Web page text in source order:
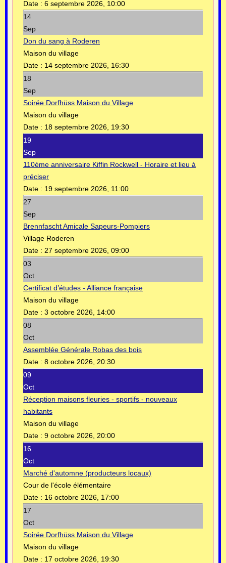
Date : 6 septembre 2026, 10:00
14
Sep
Don du sang à Roderen
Maison du village
Date : 14 septembre 2026, 16:30
18
Sep
Soirée Dorfhüss Maison du Village
Maison du village
Date : 18 septembre 2026, 19:30
19
Sep
110ème anniversaire Kiffin Rockwell - Horaire et lieu à
préciser
Date : 19 septembre 2026, 11:00
27
Sep
Brennfascht Amicale Sapeurs-Pompiers
Village Roderen
Date : 27 septembre 2026, 09:00
03
Oct
Certificat d’études - Alliance française
Maison du village
Date : 3 octobre 2026, 14:00
08
Oct
Assemblée Générale Robas des bois
Date : 8 octobre 2026, 20:30
09
Oct
Réception maisons fleuries - sportifs - nouveaux
habitants
Maison du village
Date : 9 octobre 2026, 20:00
16
Oct
Marché d'automne (producteurs locaux)
Cour de l'école élémentaire
Date : 16 octobre 2026, 17:00
17
Oct
Soirée Dorfhüss Maison du Village
Maison du village
Date : 17 octobre 2026, 19:30